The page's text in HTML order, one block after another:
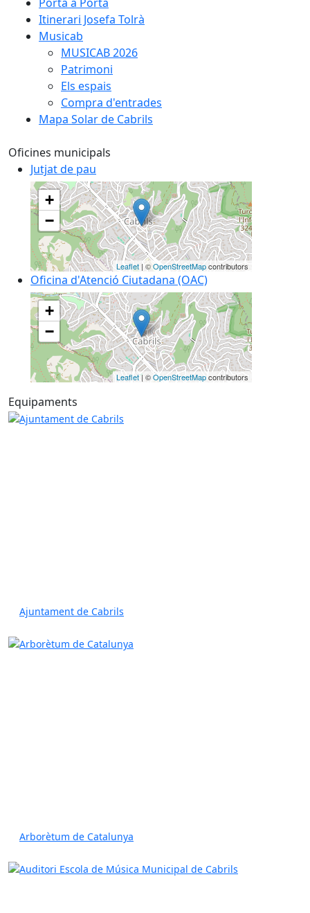
Itinerari Josefa Tolrà
Musicab
MUSICAB 2026
Patrimoni
Els espais
Compra d'entrades
Mapa Solar de Cabrils
Oficines municipals
Jutjat de pau
+
−
Leaflet | ©OpenStreetMapcontributors
Oficina d'Atenció Ciutadana (OAC)
+
−
Leaflet| ©OpenStreetMapcontributors
Equipaments
Ajuntament de Cabrils
Arborètum de Catalunya